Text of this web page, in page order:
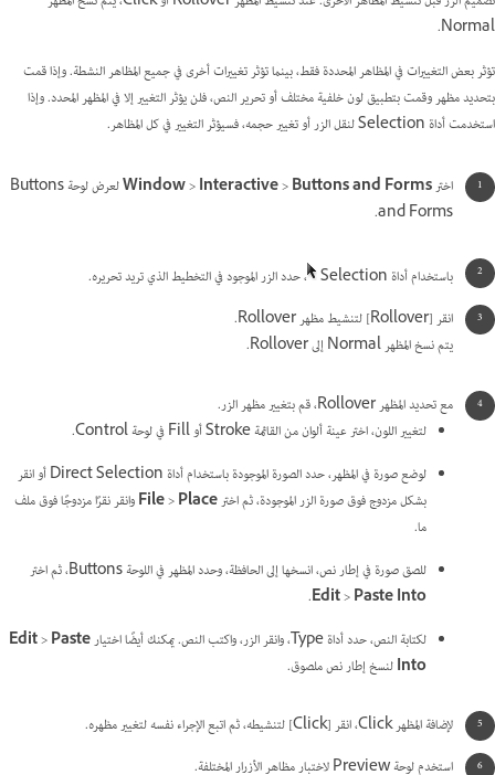
Normal.
تؤثر بعض التغييرات في المظاهر المحددة فقط، بينما تؤثر تغييرات أخرى في جميع المظاهر النشطة. وإذا قمت
بتحديد مظهر وقمت بتطبيق لون خلفية مختلف أو تحرير النص، فلن يؤثر التغيير إلا في المظهر المحدد. وإذا
استخدمت أداة Selection لنقل الزر أو تغيير حجمه، فسيؤثر التغيير في كل المظاهر.
اختر Window>Interactive>Buttons and Forms
لعرض لوحة Buttons
and Forms.
باستخدام أداة Selection
، حدد الزر الموجود في التخطيط الذي تريد تحريره.
انقر [Rollover] لتنشيط مظهر Rollover.
يتم نسخ المظهر Normal إلى Rollover.
مع تحديد المظهر Rollover، قم بتغيير مظهر الزر.
لتغيير اللون، اختر عينة ألوان من القائمة Stroke أو Fill في لوحة Control.
لوضع صورة في المظهر، حدد الصورة الموجودة باستخدام أداة Direct Selection أو انقر
بشكل مزدوج فوق صورة الزر الموجودة، ثم اختر
File>Place
وانقر نقرًا مزدوجًا فوق ملف
ما.
للصق صورة في إطار نص، انسخها إلى الحافظة، وحدد المظهر في اللوحة Buttons، ثم اختر
Edit>Paste Into
.
لكتابة النص، حدد أداة Type، وانقر الزر، واكتب النص. يمكنك أيضًا اختيار
Edit>Paste
Intoلنسخ إطار نص ملصوق.
لإضافة المظهر Click، انقر [Click] لتنشيطه، ثم اتبع الإجراء نفسه لتغيير مظهره.
استخدم لوحة Preview لاختبار مظاهر الأزرار المختلفة.